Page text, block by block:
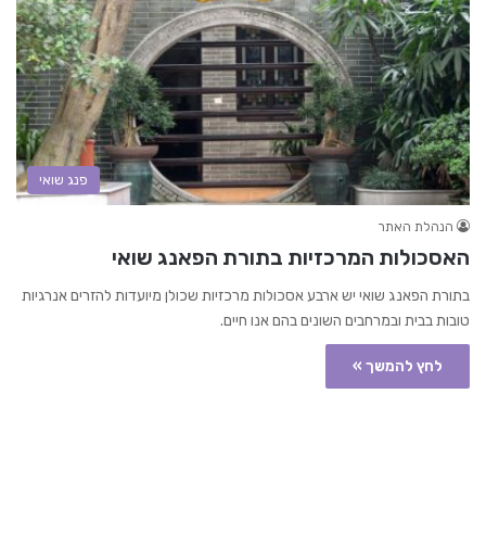
פנג שואי
הנהלת האתר
האסכולות המרכזיות בתורת הפאנג שואי
בתורת הפאנג שואי יש ארבע אסכולות מרכזיות שכולן מיועדות להזרים אנרגיות
טובות בבית ובמרחבים השונים בהם אנו חיים.
לחץ להמשך »